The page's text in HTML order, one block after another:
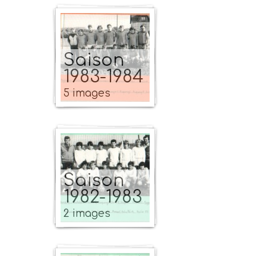
Saison
1983-1984
5 images
Saison
1982-1983
2 images